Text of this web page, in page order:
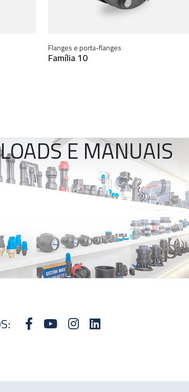
Flanges e porta-flanges
Família 10
E MANUAIS